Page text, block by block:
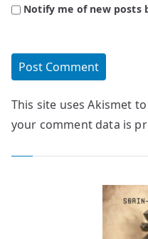
Notify me of new posts
This site uses Akismet
your comment data is